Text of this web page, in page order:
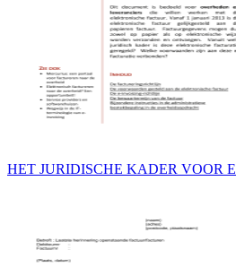
HET JURIDISCHE KADER VOOR E